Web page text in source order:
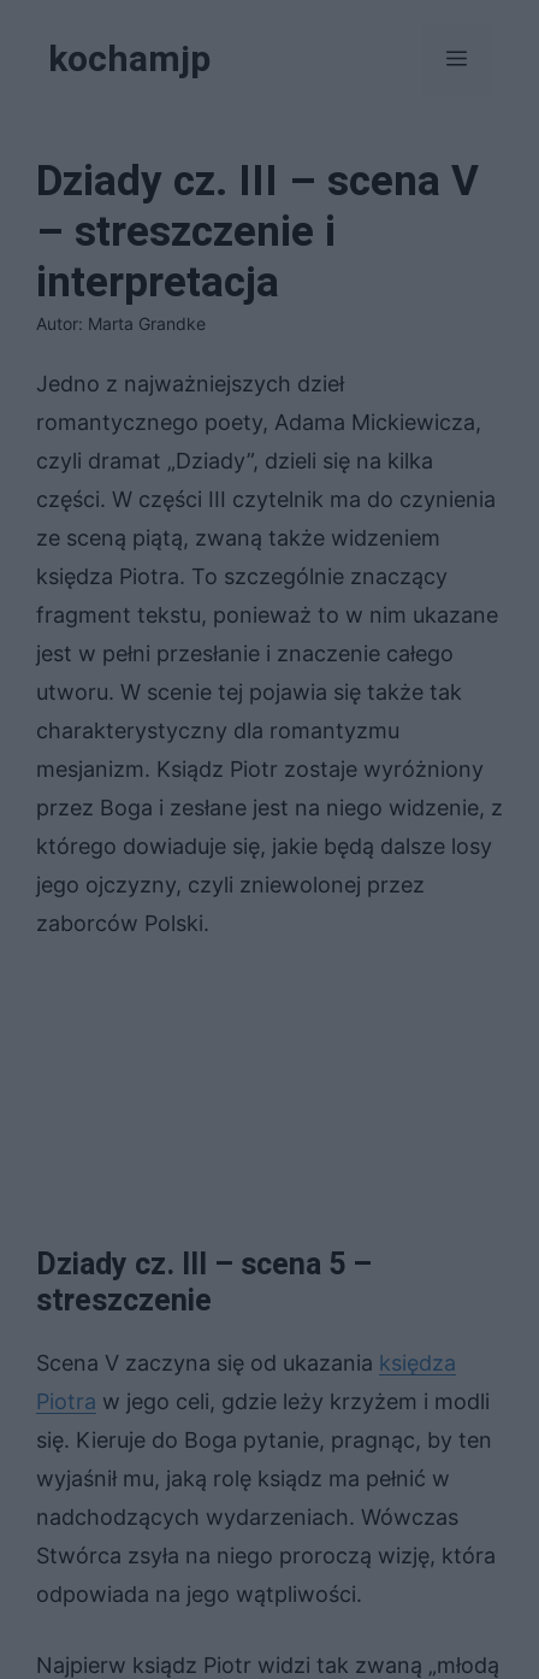
kochamjp Menu
Dziady cz. III – scena V
– streszczenie i
interpretacja
Autor: Marta Grandke
Jedno z najważniejszych dzieł
romantycznego poety, Adama Mickiewicza,
czyli dramat „Dziady”, dzieli się na kilka
części. W części III czytelnik ma do czynienia
ze sceną piątą, zwaną także widzeniem
księdza Piotra. To szczególnie znaczący
fragment tekstu, ponieważ to w nim ukazane
jest w pełni przesłanie i znaczenie całego
utworu. W scenie tej pojawia się także tak
charakterystyczny dla romantyzmu
mesjanizm. Ksiądz Piotr zostaje wyróżniony
przez Boga i zesłane jest na niego widzenie, z
którego dowiaduje się, jakie będą dalsze losy
jego ojczyzny, czyli zniewolonej przez
zaborców Polski.
Dziady cz. III – scena 5 –
streszczenie
Scena V zaczyna się od ukazania księdza
Piotra w jego celi, gdzie leży krzyżem i modli
się. Kieruje do Boga pytanie, pragnąc, by ten
wyjaśnił mu, jaką rolę ksiądz ma pełnić w
nadchodzących wydarzeniach. Wówczas
Stwórca zsyła na niego proroczą wizję, która
odpowiada na jego wątpliwości.
Najpierw ksiądz Piotr widzi tak zwaną „młodą